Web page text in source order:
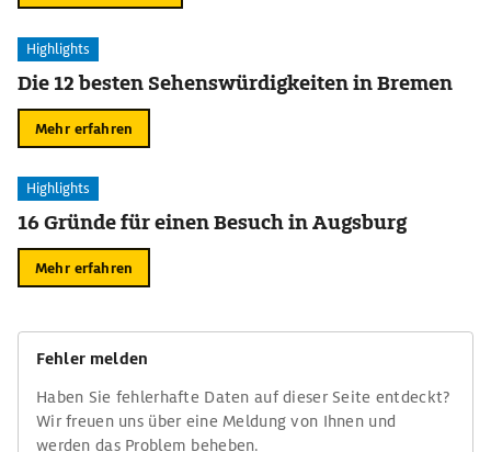
Highlights
Die 12 besten Sehenswürdigkeiten in Bremen
Mehr erfahren
Highlights
16 Gründe für einen Besuch in Augsburg
Mehr erfahren
Fehler melden
Haben Sie fehlerhafte Daten auf dieser Seite entdeckt?
Wir freuen uns über eine Meldung von Ihnen und
werden das Problem beheben.